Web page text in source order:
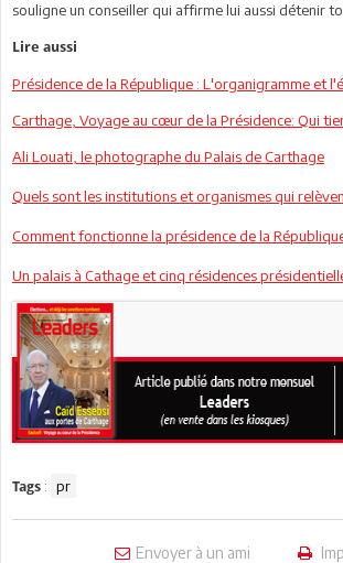
souligne un conseiller qui affirme lui aussi détenir
Lire aussi
Présidence de la République : L'organigramme et
Carthage, Voyage au cœur de la Présidence: Qui
Ali Louati, le photographe du Palais de Carthage
Quels sont les institutions et organismes qui
Comment fonctionne la présidence de la
Un palais à Cathage et cinq résidences
Tags : pr
Envoyer à un ami